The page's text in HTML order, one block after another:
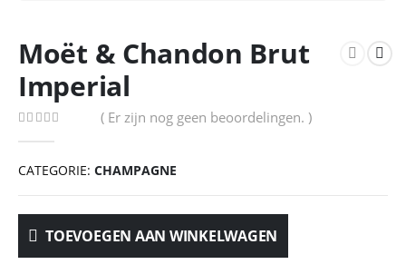
Moët & Chandon Brut
Imperial
( Er zijn nog geen beoordelingen. )
CATEGORIE: CHAMPAGNE
TOEVOEGEN AAN WINKELWAGEN